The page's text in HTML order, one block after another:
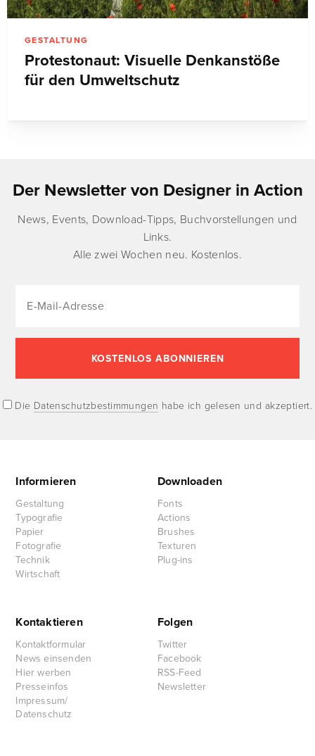
GESTALTUNG
Protestonaut: Visuelle Denkanstöße
für den Umweltschutz
Der Newsletter von Designer in Action
News, Events, Download-Tipps, Buchvorstellungen und
Links.
Alle zwei Wochen neu. Kostenlos.
Die Datenschutzbestimmungen habe ich gelesen und akzeptiert.
Informieren
Gestaltung
Typografie
Papier
Fotografie
Technik
Wirtschaft
Downloaden
Fonts
Actions
Brushes
Texturen
Plug-ins
Kontaktieren
Kontaktformular
News einsenden
Hier werben
Presseinfos
Impressum/
Datenschutz
Folgen
Twitter
Facebook
RSS-Feed
Newsletter